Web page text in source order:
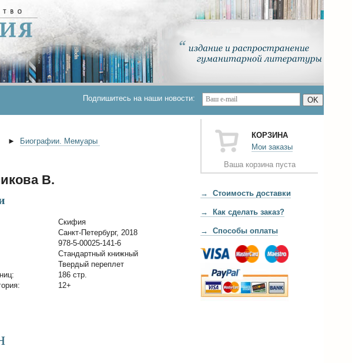
Подпишитесь на наши новости: OK
КОРЗИНА
Мои заказы
Ваша корзина пуста
→ Стоимость доставки
→ Как сделать заказ?
→ Способы оплаты
► Биографии. Мемуары
В.
Скифия
Санкт-Петербург, 2018
978-5-00025-141-6
Стандартный книжный
Твердый переплет
186 стр.
12+